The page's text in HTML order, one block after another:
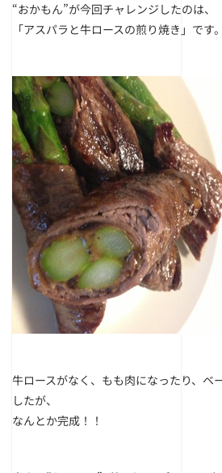
“おかもん”が今回チャレンジしたのは、
「アスパラと牛ロースの煎り焼き」です。
牛ロースがなく、もも肉になったり、ベ
したが、
なんとか完成！！